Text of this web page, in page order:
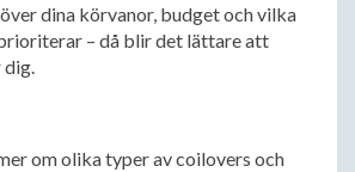
dina körvanor, budget och vilka
– då blir det lättare att
om olika typer av coilovers och